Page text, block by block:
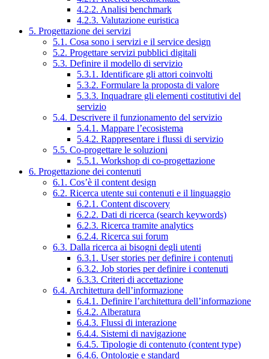
4.2.2. Analisi benchmark
4.2.3. Valutazione euristica
5. Progettazione dei servizi
5.1. Cosa sono i servizi e il service design
5.2. Progettare servizi pubblici digitali
5.3. Definire il modello di servizio
5.3.1. Identificare gli attori coinvolti
5.3.2. Formulare la proposta di valore
5.3.3. Inquadrare gli elementi costitutivi del
servizio
5.4. Descrivere il funzionamento del servizio
5.4.1. Mappare l’ecosistema
5.4.2. Rappresentare i flussi di servizio
5.5. Co-progettare le soluzioni
5.5.1. Workshop di co-progettazione
6. Progettazione dei contenuti
6.1. Cos’è il content design
6.2. Ricerca utente sui contenuti e il linguaggio
6.2.1. Content discovery
6.2.2. Dati di ricerca (search keywords)
6.2.3. Ricerca tramite analytics
6.2.4. Ricerca sui forum
6.3. Dalla ricerca ai bisogni degli utenti
6.3.1. User stories per definire i contenuti
6.3.2. Job stories per definire i contenuti
6.3.3. Criteri di accettazione
6.4. Architettura dell’informazione
6.4.1. Definire l’architettura dell’informazione
6.4.2. Alberatura
6.4.3. Flussi di interazione
6.4.4. Sistemi di navigazione
6.4.5. Tipologie di contenuto (content type)
6.4.6. Ontologie e standard